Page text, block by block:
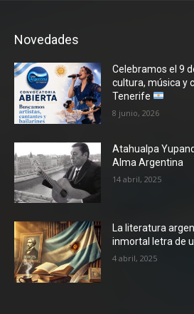
Novedades
Celebramos el 9
cultura, música y
Tenerife
8 junio, 2026
Atahualpa
Alma Argentina
14 abril, 2025
La literatura
inmortal letra de
4 abril, 2025